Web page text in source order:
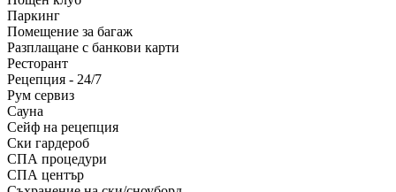
Паркинг
Помещение за багаж
Разплащане с банкови карти
Ресторант
Рецепция - 24/7
Рум сервиз
Сауна
Сейф на рецепция
Ски гардероб
СПА процедури
СПА център